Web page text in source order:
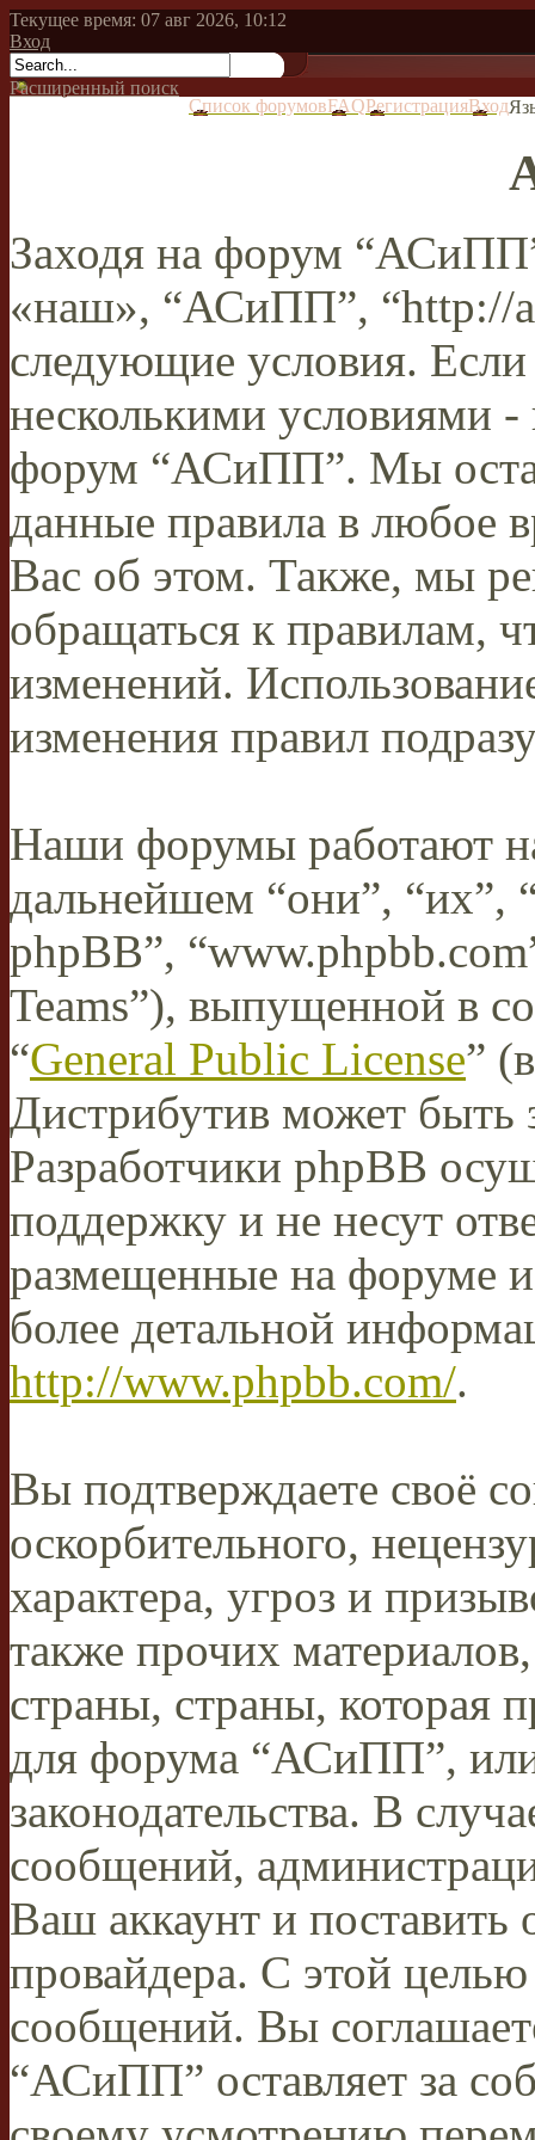
Текущее время: 07 авг 2026, 10:12
Вход
Расширенный поиск
Список форумовFAQРегистрацияВход
Заходя на форум
«наш», “АСиПП”, “http://
следующие условия.
несколькими условиями -
форум “АСиПП”. Мы
данные правила в любое
Вас об этом. Также, мы
обращаться к правилам,
изменений.
изменения правил
Наши форумы работают
дальнейшем “они”, “их”,
phpBB”,
Teams”), выпущенной в
“General Public License”
Дистрибутив может быть
Разработчики phpBB
поддержку и не несут
размещенные на форуме
более детальной
http://www.phpbb.com/.
Вы подтверждаете своё
оскорбительного,
характера, угроз и
также прочих
страны, страны, которая
для форума “АСиПП”,
законодательства. В
сообщений,
Ваш аккаунт и поставить
провайдера. С этой
сообщений. Вы
“АСиПП” оставляет за